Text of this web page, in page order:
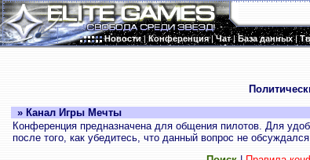
Новости|Конференция|Чат|База данных|
» Канал Игры Мечты
Конференция предназначена для общения пилотов. Для
после того, как убедитесь, что данный вопрос не